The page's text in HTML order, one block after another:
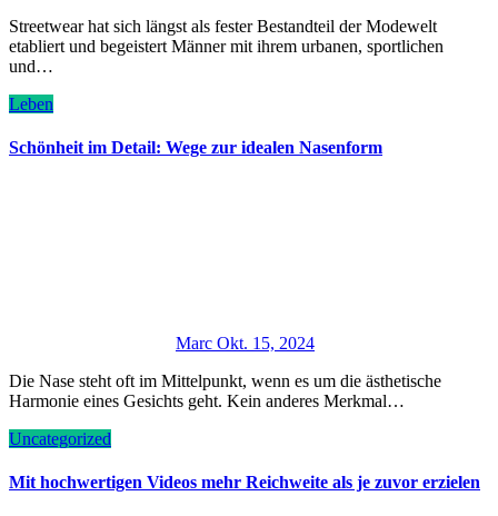
Streetwear hat sich längst als fester Bestandteil der Modewelt
etabliert und begeistert Männer mit ihrem urbanen, sportlichen
und…
Leben
Schönheit im Detail: Wege zur idealen Nasenform
Marc Okt. 15, 2024
Die Nase steht oft im Mittelpunkt, wenn es um die ästhetische
Harmonie eines Gesichts geht. Kein anderes Merkmal…
Uncategorized
Mit hochwertigen Videos mehr Reichweite als je zuvor erzielen